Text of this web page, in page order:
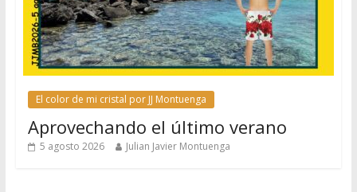
El color de mi cristal por JJ Montuenga
Aprovechando el último verano
5 agosto 2026 Julian Javier Montuenga